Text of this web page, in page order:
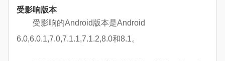
受影响版本
受影响的Android版本是Android
6.0,6.0.1,7.0,7.1.1,7.1.2,8.0和8.1。